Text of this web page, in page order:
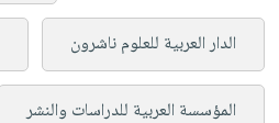
الدار العربية للعلوم ناشرون
المؤسسة العربية للدراسات والنشر